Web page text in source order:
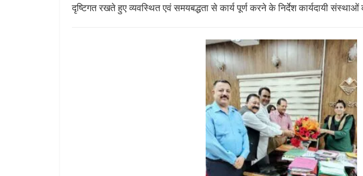
दृष्टिगत रखते हुए व्यवस्थित एवं समयबद्धता से कार्य पूर्ण करने के निर्देश कार्यदायी संस्थाओं